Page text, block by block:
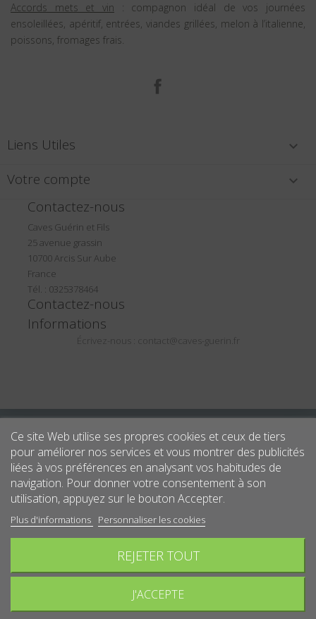
Accords mets et vin : compagnon idéal de vos journées
ensoleillées, apéritif, entrées, viandes grillées, melon à l’italienne,
poissons, fromages frais.
Liens Utiles 
Votre compte 
Contactez-nous
Caves Guérin et Fils
25 avenue grassin
10700 Arcis Sur Aube
France
Tél. : 0325378464
Contactez-nous
Informations
Écrivez-nous : contact@caves-guerin.fr
Ce site Web utilise ses propres cookies et ceux de tiers
pour améliorer nos services et vous montrer des publicités
liées à vos préférences en analysant vos habitudes de
navigation. Pour donner votre consentement à son
utilisation, appuyez sur le bouton Accepter.
Plus d'informations Personnaliser les cookies
REJETER TOUT
J'ACCEPTE